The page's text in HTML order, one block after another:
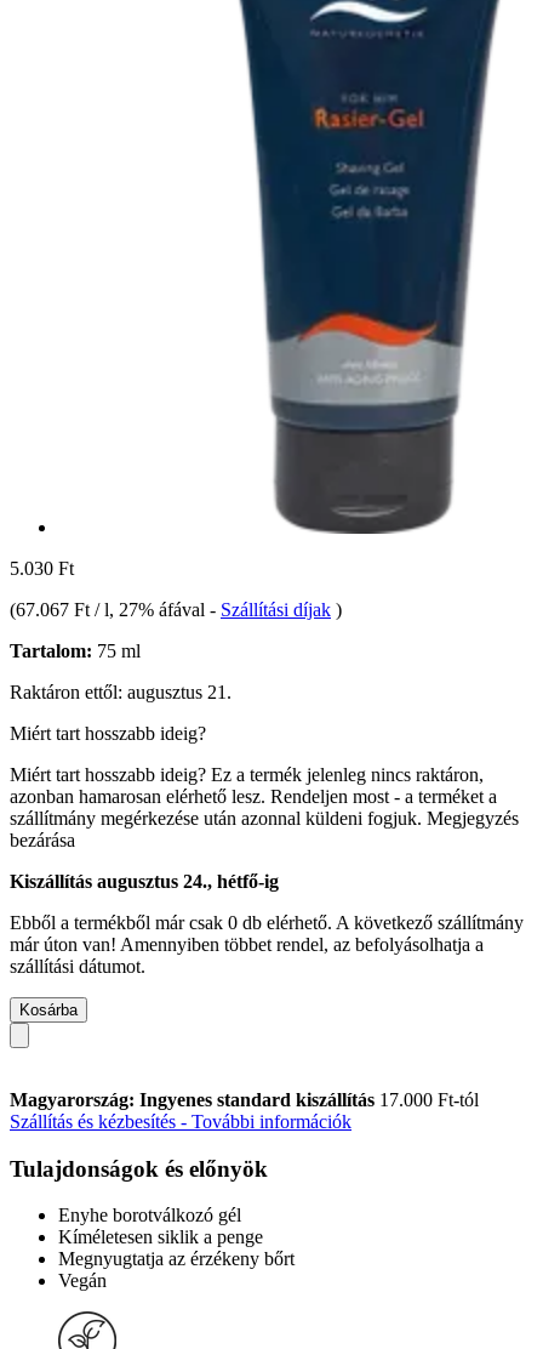
5.030 Ft
(67.067 Ft / l, 27% áfával - Szállítási díjak )
Tartalom: 75 ml
Raktáron ettől: augusztus 21.
Miért tart hosszabb ideig?
Miért tart hosszabb ideig? Ez a termék jelenleg nincs raktáron,
azonban hamarosan elérhető lesz. Rendeljen most - a terméket a
szállítmány megérkezése után azonnal küldeni fogjuk. Megjegyzés
bezárása
Kiszállítás augusztus 24., hétfő-ig
Ebből a termékből már csak 0 db elérhető. A következő szállítmány
már úton van! Amennyiben többet rendel, az befolyásolhatja a
szállítási dátumot.
Kosárba
Magyarország: Ingyenes standard kiszállítás 17.000 Ft-tól
Szállítás és kézbesítés - További információk
Tulajdonságok és előnyök
Enyhe borotválkozó gél
Kíméletesen siklik a penge
Megnyugtatja az érzékeny bőrt
Vegán